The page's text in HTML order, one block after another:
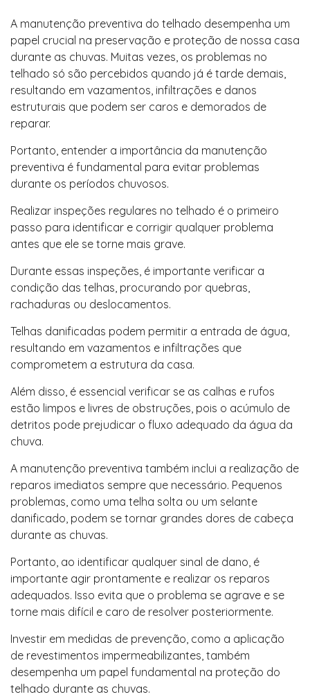
A manutenção preventiva do telhado desempenha um
papel crucial na preservação e proteção de nossa casa
durante as chuvas. Muitas vezes, os problemas no
telhado só são percebidos quando já é tarde demais,
resultando em vazamentos, infiltrações e danos
estruturais que podem ser caros e demorados de
reparar.
Portanto, entender a importância da manutenção
preventiva é fundamental para evitar problemas
durante os períodos chuvosos.
Realizar inspeções regulares no telhado é o primeiro
passo para identificar e corrigir qualquer problema
antes que ele se torne mais grave.
Durante essas inspeções, é importante verificar a
condição das telhas, procurando por quebras,
rachaduras ou deslocamentos.
Telhas danificadas podem permitir a entrada de água,
resultando em vazamentos e infiltrações que
comprometem a estrutura da casa.
Além disso, é essencial verificar se as calhas e rufos
estão limpos e livres de obstruções, pois o acúmulo de
detritos pode prejudicar o fluxo adequado da água da
chuva.
A manutenção preventiva também inclui a realização de
reparos imediatos sempre que necessário. Pequenos
problemas, como uma telha solta ou um selante
danificado, podem se tornar grandes dores de cabeça
durante as chuvas.
Portanto, ao identificar qualquer sinal de dano, é
importante agir prontamente e realizar os reparos
adequados. Isso evita que o problema se agrave e se
torne mais difícil e caro de resolver posteriormente.
Investir em medidas de prevenção, como a aplicação
de revestimentos impermeabilizantes, também
desempenha um papel fundamental na proteção do
telhado durante as chuvas.